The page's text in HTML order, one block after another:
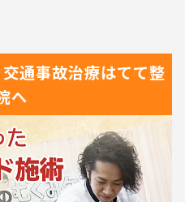
通事故治療はてて整
へ